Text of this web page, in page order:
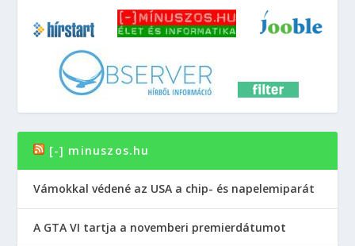
[-] minuszos.hu
Vámokkal védené az USA a chip- és napelemiparát
A GTA VI tartja a novemberi premierdátumot